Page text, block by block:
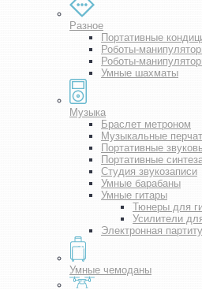
Разное
Портативные
Роботы-
Роботы-
Умные шахматы
Музыка
Браслет метроном
Музыкальные
Портативные
Портативные
Студия звукозаписи
Умные барабаны
Умные гитары
Тюнеры для
Усилители
Электронная
Умные чемоданы